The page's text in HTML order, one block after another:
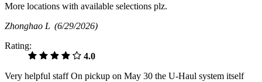
More locations with available selections plz.
Zhonghao L (6/29/2026)
Rating:
4.0
Very helpful staff On pickup on May 30 the U-Haul system itself